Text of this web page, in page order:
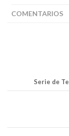
COMENTARIOS
Serie de